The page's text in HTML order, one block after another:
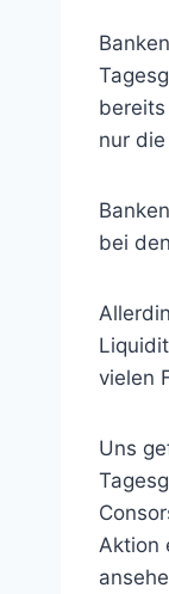
nur
bei
vielen
Uns
Aktion